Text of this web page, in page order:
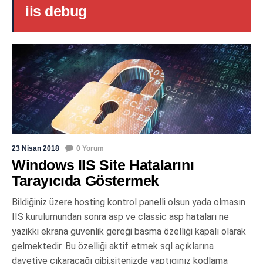
iis debug
23 Nisan 2018 0 Yorum
Windows IIS Site Hatalarını
Tarayıcıda Göstermek
Bildiğiniz üzere hosting kontrol panelli olsun yada olmasın
IIS kurulumundan sonra asp ve classic asp hataları ne
yazikki ekrana güvenlik gereği basma özelliği kapalı olarak
gelmektedir. Bu özelliği aktif etmek sql açıklarına
davetiye çıkaracağı gibi,sitenizde yaptıgınız kodlama